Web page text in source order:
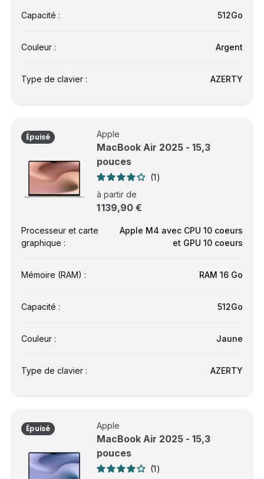
Capacité : 512Go
Couleur : Argent
Type de clavier : AZERTY
Épuisé Apple
MacBook Air 2025 - 15,3
pouces
1
à partir de
1 139,90 €
Processeur et carte
graphique :
Apple M4 avec CPU 10 coeurs
et GPU 10 coeurs
Mémoire (RAM) : RAM 16 Go
Capacité : 512Go
Couleur : Jaune
Type de clavier : AZERTY
Épuisé Apple
MacBook Air 2025 - 15,3
pouces
1